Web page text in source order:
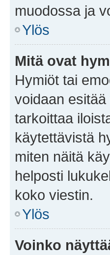
muodossa ja
Ylös
Mitä ovat
Hymiöt tai
voidaan
tarkoittaa
käytettävistä
miten näitä
helposti
koko viestin.
Ylös
Voinko